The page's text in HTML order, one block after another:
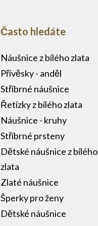
Často hledáte
Náušnice z bílého zlata
Přívěsky - anděl
Stříbrné náušnice
Řetízky z bílého zlata
Náušnice - kruhy
Stříbrné prsteny
Dětské náušnice z bílého
zlata
Zlaté náušnice
Šperky pro ženy
Dětské náušnice